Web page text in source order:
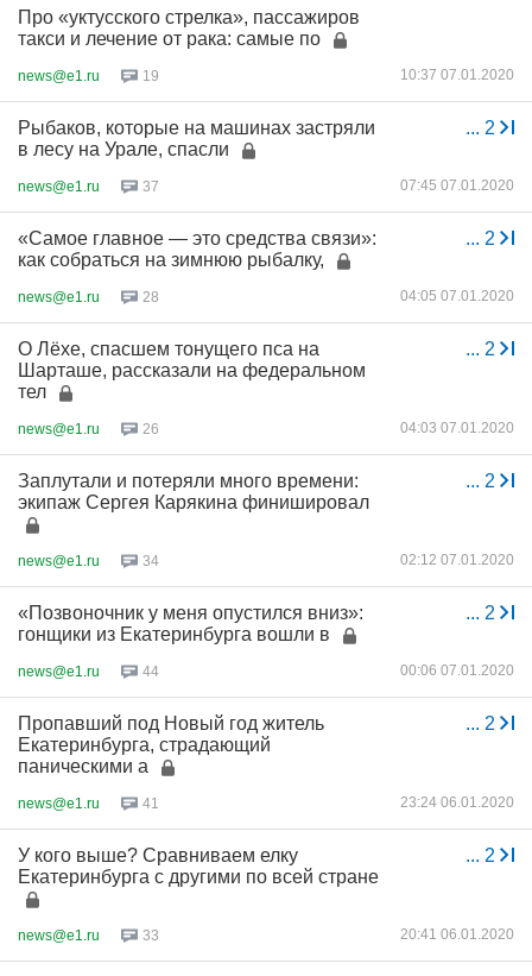
Про «уктусского стрелка», пассажиров
такси и лечение от рака: самые по
news@e1.ru 19 10:37 07.01.2020
... 2
Рыбаков, которые на машинах застряли
в лесу на Урале, спасли
news@e1.ru 37 07:45 07.01.2020
... 2
«Самое главное — это средства связи»:
как собраться на зимнюю рыбалку,
news@e1.ru 28 04:05 07.01.2020
... 2
О Лёхе, спасшем тонущего пса на
Шарташе, рассказали на федеральном
тел
news@e1.ru 26 04:03 07.01.2020
... 2
Заплутали и потеряли много времени:
экипаж Сергея Карякина финишировал
news@e1.ru 34 02:12 07.01.2020
... 2
«Позвоночник у меня опустился вниз»:
гонщики из Екатеринбурга вошли в
news@e1.ru 44 00:06 07.01.2020
... 2
Пропавший под Новый год житель
Екатеринбурга, страдающий
паническими а
news@e1.ru 41 23:24 06.01.2020
... 2
У кого выше? Сравниваем елку
Екатеринбурга с другими по всей стране
news@e1.ru 33 20:41 06.01.2020